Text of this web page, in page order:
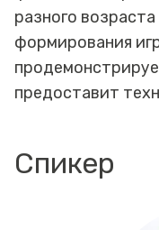
разного
формирования
предоставит
Спикер